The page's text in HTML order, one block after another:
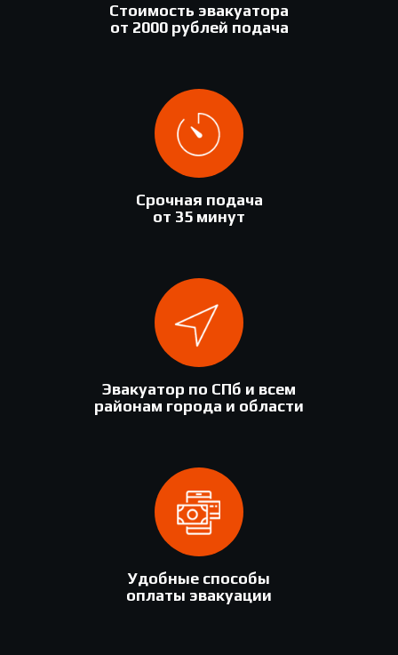
Стоимость эвакуатора
от 2000 рублей подача
Срочная подача
от 35 минут
Эвакуатор по СПб и всем
районам города и области
Удобные способы
оплаты эвакуации